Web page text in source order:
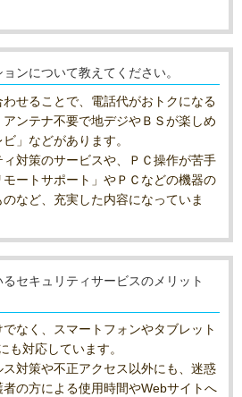
ンについて教えてください。
せることで、電話代がおトクになる
アンテナ不要で地デジやＢＳが楽しめ
」などがあります。
対策のサービスや、ＰＣ操作が苦手
ートサポート」やＰＣなどの機器の
など、充実した内容になっていま
セキュリティサービスのメリット
なく、スマートフォンやタブレット
も対応しています。
対策や不正アクセス以外にも、迷惑
者の方による使用時間やWebサイトへ